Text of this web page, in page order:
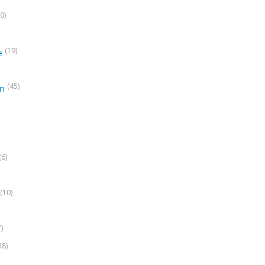
(19)
(45)
(10)